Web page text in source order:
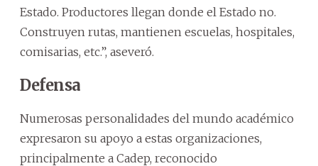
Estado. Productores llegan donde el Estado no.
Construyen rutas, mantienen escuelas, hospitales,
comisarias, etc.”, aseveró.
Defensa
Numerosas personalidades del mundo académico
expresaron su apoyo a estas organizaciones,
principalmente a Cadep, reconocido